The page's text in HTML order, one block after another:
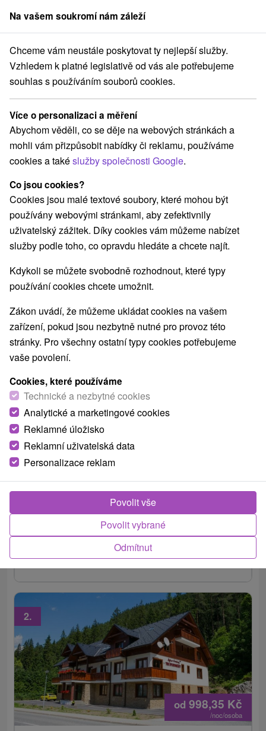
člen skupinySorger
Pobyty na Slovensku Letní pobyty Chopok Sever
Letní pobyty Chopok Sever
Kategorie
Všechny kategorie
Pobyty v akci(14)
Wellness pobyty(16) Víkendové pobyty(20)
Romantické pobyty
Rodinné pobyty(19)
Vyberte lokalitu nebo termín
Nejprodávanější
1.
Pobyt v horském hotelu s nádechem
francouzských Alp: Dokonalý odpočinek a
wellness zážitek pod Chopkem
★★★★Jasná
Polopenze
Ubytování, polopenze a vstup do jednoho z
nejlepších wellness center na Slovensku –
plavecký bazén, vířivky, saunový svět i dětská
od 998,35 Kč
/noc/osoba
2.
Na vašem soukromí nám záleží
Chceme vám neustále poskytovat ty nejlepší služby.
Vzhledem k platné legislativě od vás ale potřebujeme
souhlas s používáním souborů cookies.
Více o personalizaci a měření
Abychom věděli, co se děje na webových stránkách a
mohli vám přizpůsobit nabídky či reklamu, používáme
cookies a takéslužby společnosti Google.
Co jsou cookies?
Cookies jsou malé textové soubory, které mohou být
používány webovými stránkami, aby zefektivnily
uživatelský zážitek. Díky cookies vám můžeme nabízet
služby podle toho, co opravdu hledáte a chcete najít.
Kdykoli se můžete svobodně rozhodnout, které typy
používání cookies chcete umožnit.
Zákon uvádí, že můžeme ukládat cookies na vašem
zařízení, pokud jsou nezbytně nutné pro provoz této
stránky. Pro všechny ostatní typy cookies potřebujeme
vaše povolení.
Cookies, které používáme
Technické a nezbytné cookies
Analytické a marketingové cookies
Reklamné úložisko
Reklamní uživatelská data
Personalizace reklam
Odmítnut
Povolit vybrané
Povolit vše